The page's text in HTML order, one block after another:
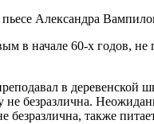
Александра
в начале 60-х годов,
в деревенской
безразлична.
безразлична, также